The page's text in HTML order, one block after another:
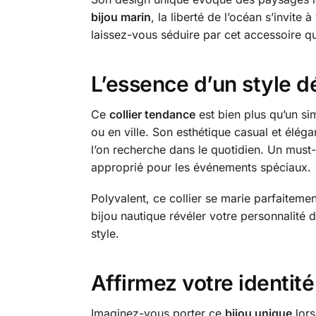
bijou marin, la liberté de l’océan s’invite
laissez-vous séduire par cet accessoire
L’essence d’un style
Ce collier tendanceest bien plus qu’un
ou en ville. Son esthétique casual et
l’on recherche dans le quotidien. Un
approprié pour les événements spéciaux.
Polyvalent, ce collier se marie
bijou nautique révéler votre personnalité
style.
Affirmez votre
Imaginez-vous porter ce bijou uniquelors